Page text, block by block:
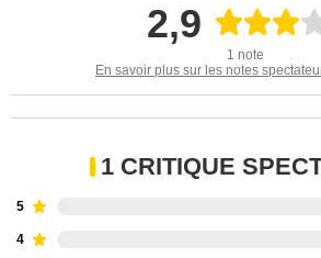
2,9
1 note
En savoir plus sur les notes
1 CRITIQUE
5
4